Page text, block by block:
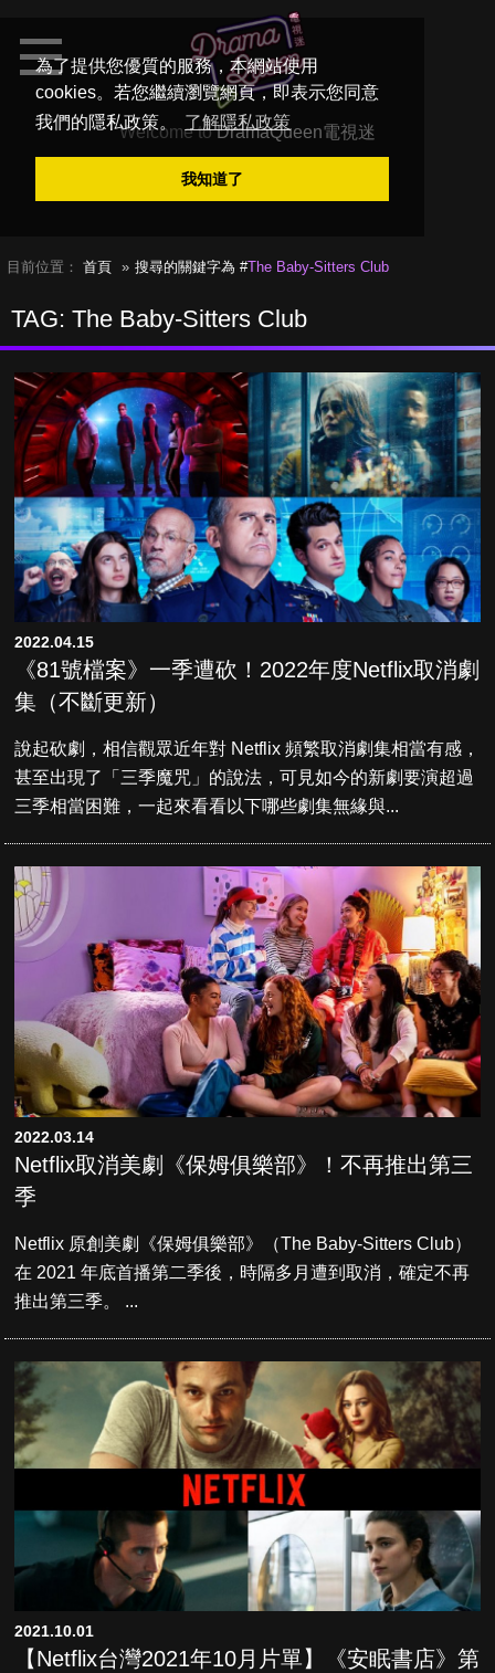
為了提供您優質的服務，本網站使用
cookies。若您繼續瀏覽網頁，即表示您同意
我們的隱私政策。
了解隱私政策
我知道了
Welcome toDramaQueen電視迷
目前位置： 首頁 搜尋的關鍵字為 #The Baby-Sitters Club
TAG: The Baby-Sitters Club
2022.04.15
《81號檔案》一季遭砍！2022年度Netflix取消劇
集（不斷更新）
說起砍劇，相信觀眾近年對 Netflix 頻繁取消劇集相當有感，
甚至出現了「三季魔咒」的說法，可見如今的新劇要演超過
三季相當困難，一起來看看以下哪些劇集無緣與...
2022.03.14
Netflix取消美劇《保姆俱樂部》！不再推出第三
季
Netflix 原創美劇《保姆俱樂部》（The Baby-Sitters Club）
在 2021 年底首播第二季後，時隔多月遭到取消，確定不再
推出第三季。 ...
2021.10.01
【Netflix台灣2021年10月片單】《安眠書店》第